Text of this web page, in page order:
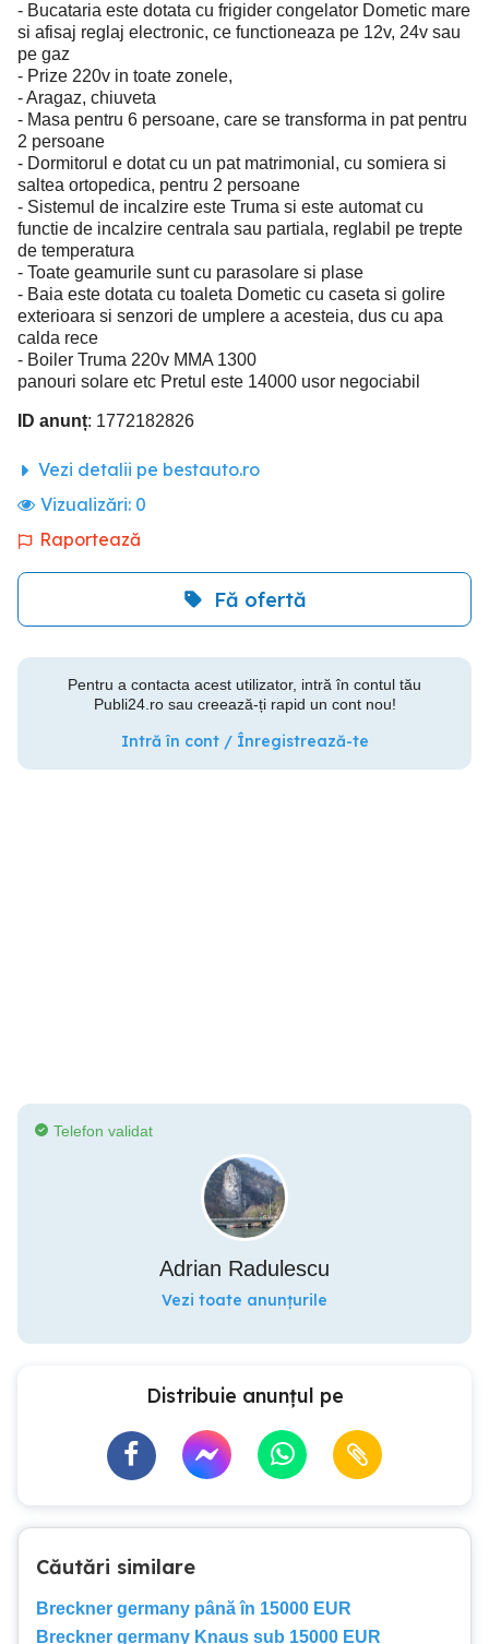
- Bucataria este dotata cu frigider congelator Dometic mare
si afisaj reglaj electronic, ce functioneaza pe 12v, 24v sau
pe gaz
- Prize 220v in toate zonele,
- Aragaz, chiuveta
- Masa pentru 6 persoane, care se transforma in pat pentru
2 persoane
- Dormitorul e dotat cu un pat matrimonial, cu somiera si
saltea ortopedica, pentru 2 persoane
- Sistemul de incalzire este Truma si este automat cu
functie de incalzire centrala sau partiala, reglabil pe trepte
de temperatura
- Toate geamurile sunt cu parasolare si plase
- Baia este dotata cu toaleta Dometic cu caseta si golire
exterioara si senzori de umplere a acesteia, dus cu apa
calda rece
- Boiler Truma 220v MMA 1300
panouri solare etc Pretul este 14000 usor negociabil
ID anunț: 1772182826
Vezi detalii pe bestauto.ro
Vizualizări: 0
Raportează
Fă ofertă
Pentru a contacta acest utilizator, intră în contul tău
Publi24.ro sau creează-ți rapid un cont nou!
Intră în cont / Înregistrează-te
Telefon validat
Adrian Radulescu
Vezi toate anunțurile
Distribuie anunțul pe
Căutări similare
Breckner germany până în 15000 EUR
Breckner germany Knaus sub 15000 EUR